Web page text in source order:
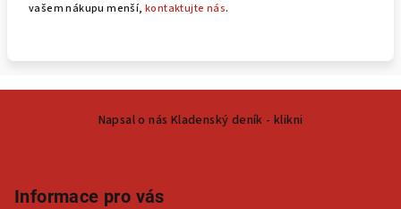
vašem nákupu menší,kontaktujte nás.
Napsal o nás Kladenský deník - klikni
Informace pro vás